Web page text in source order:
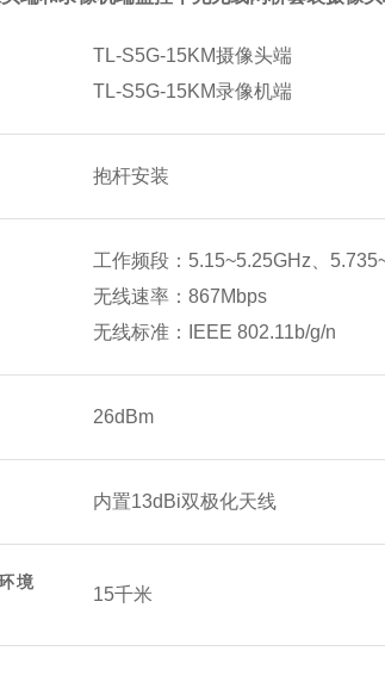
TL-S5G-15KM摄像头端
TL-S5G-15KM录像机端
抱杆安装
工作频段：5.15~5.25GHz、
无线速率：867Mbps
无线标准：IEEE 802.11b/g/n
26dBm
内置13dBi双极化天线
境
15千米